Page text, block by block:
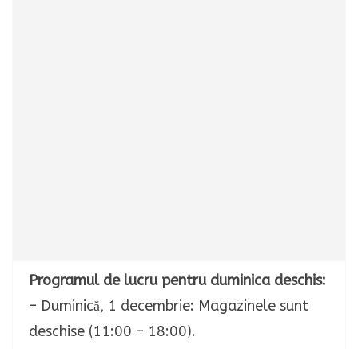
Programul de lucru pentru duminica deschis:
– Duminică, 1 decembrie: Magazinele sunt
deschise (11:00 – 18:00).